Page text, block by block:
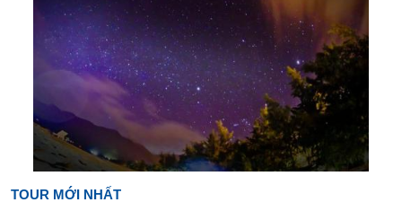
TOUR MỚI NHẤT